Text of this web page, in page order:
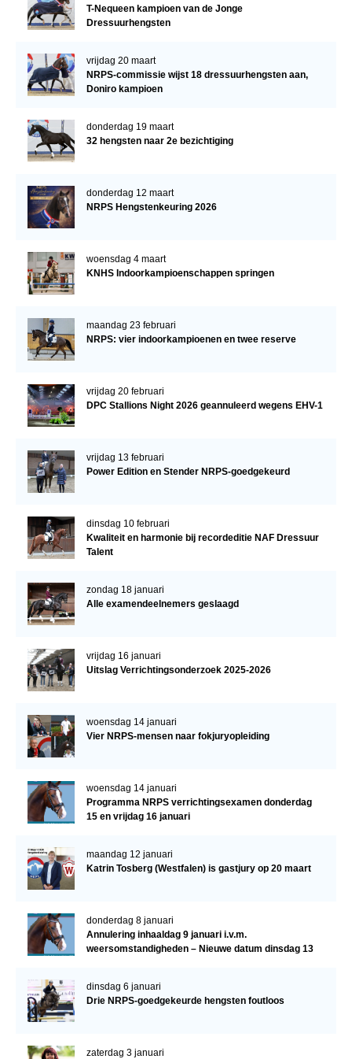
T-Nequeen kampioen van de Jonge
Dressuurhengsten
vrijdag 20 maart
NRPS-commissie wijst 18 dressuurhengsten aan,
Doniro kampioen
donderdag 19 maart
32 hengsten naar 2e bezichtiging
donderdag 12 maart
NRPS Hengstenkeuring 2026
woensdag 4 maart
KNHS Indoorkampioenschappen springen
maandag 23 februari
NRPS: vier indoorkampioenen en twee reserve
vrijdag 20 februari
DPC Stallions Night 2026 geannuleerd wegens EHV-1
vrijdag 13 februari
Power Edition en Stender NRPS-goedgekeurd
dinsdag 10 februari
Kwaliteit en harmonie bij recordeditie NAF Dressuur
Talent
zondag 18 januari
Alle examendeelnemers geslaagd
vrijdag 16 januari
Uitslag Verrichtingsonderzoek 2025-2026
woensdag 14 januari
Vier NRPS-mensen naar fokjuryopleiding
woensdag 14 januari
Programma NRPS verrichtingsexamen donderdag
15 en vrijdag 16 januari
maandag 12 januari
Katrin Tosberg (Westfalen) is gastjury op 20 maart
donderdag 8 januari
Annulering inhaaldag 9 januari i.v.m.
weersomstandigheden – Nieuwe datum dinsdag 13
dinsdag 6 januari
Drie NRPS-goedgekeurde hengsten foutloos
zaterdag 3 januari